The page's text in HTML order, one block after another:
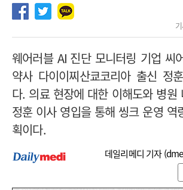
웨어러블 AI 진단 모니터링 기업 씨
약사 다이이찌산쿄코리아 출신 정
다. 의료 현장에 대한 이해도와 병원
정훈 이사 영입을 통해 씽크 운영 역
획이다.
데일리메디 기자 (